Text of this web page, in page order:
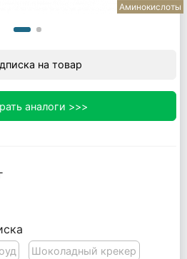
Аминокислоты
на товар
аналоги >>>
Шоколадный крекер